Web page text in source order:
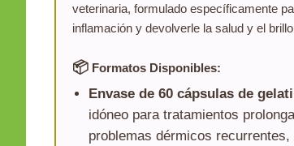
veterinaria, formulado específicamente
inflamación y devolverle la salud y el
📦 Formatos Disponibles:
Envase de 60 cápsulas de
idóneo para tratamientos
problemas dérmicos recurrentes,